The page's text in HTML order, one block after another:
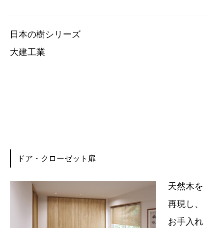
日本の樹シリーズ
大建工業
ドア・クローゼット扉
天然木を
再現し、
お手入れ